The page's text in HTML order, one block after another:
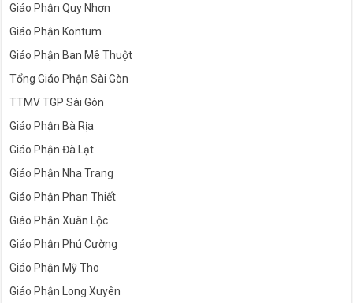
Giáo Phận Quy Nhơn
Giáo Phận Kontum
Giáo Phận Ban Mê Thuột
Tổng Giáo Phận Sài Gòn
TTMV TGP Sài Gòn
Giáo Phận Bà Rịa
Giáo Phận Đà Lạt
Giáo Phận Nha Trang
Giáo Phận Phan Thiết
Giáo Phận Xuân Lộc
Giáo Phận Phú Cường
Giáo Phận Mỹ Tho
Giáo Phận Long Xuyên